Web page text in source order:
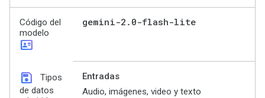
Código del
modelo
id_card
gemini-2 . 0-flash-lite
save
Tipos
de datos
Entradas
Audio, imágenes, video y texto